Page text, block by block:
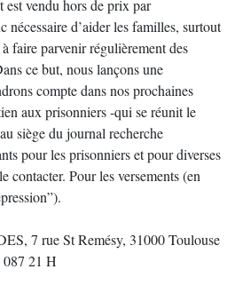
est vendu hors de prix par
nécessaire d’aider les familles, surtout
faire parvenir régulièrement des
ce but, nous lançons une
compte dans nos prochaines
aux prisonniers -qui se réunit le
siège du journal recherche
pour les prisonniers et pour diverses
contacter. Pour les versements (en
7 rue St Remésy, 31000 Toulouse
087 21 H